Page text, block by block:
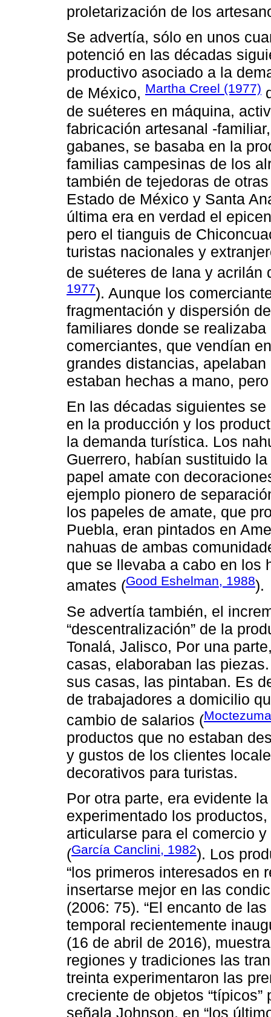
proletarización de los
Se advertía, sólo en unos
potenció en las décadas
productivo asociado a la
de México, Martha Creel (1977)
de suéteres en máquina,
fabricación artesanal -
gabanes, se basaba en la
familias campesinas de los
también de tejedoras de
Estado de México y Santa
última era en verdad el
pero el tianguis de
turistas nacionales y
de suéteres de lana y acrilán
1977). Aunque los
fragmentación y dispersión
familiares donde se
comerciantes, que vendían
grandes distancias,
estaban hechas a mano,
En las décadas siguientes
en la producción y los
la demanda turística. Los
Guerrero, habían sustituido
papel amate con
ejemplo pionero de
los papeles de amate, que
Puebla, eran pintados en
nahuas de ambas
que se llevaba a cabo en los
amates (Good Eshelman, 1988).
Se advertía también, el
“descentralización” de la
Tonalá, Jalisco, Por una
casas, elaboraban las
sus casas, las pintaban. Es
de trabajadores a domicilio
cambio de salarios (
productos que no estaban
y gustos de los clientes
decorativos para turistas.
Por otra parte, era evidente
experimentado los
articularse para el comercio
(García Canclini, 1982). Los
“los primeros interesados en
insertarse mejor en las
(2006: 75). “El encanto de
temporal recientemente
(16 de abril de 2016),
regiones y tradiciones las
treinta experimentaron las
creciente de objetos
señala Johnson, en “los